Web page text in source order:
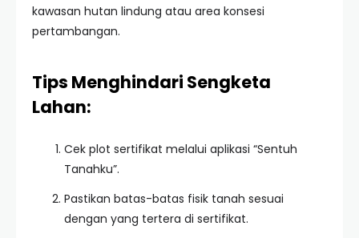
kawasan hutan lindung atau area konsesi
pertambangan.
Tips Menghindari Sengketa
Lahan:
Cek plot sertifikat melalui aplikasi “Sentuh
Tanahku”.
Pastikan batas-batas fisik tanah sesuai
dengan yang tertera di sertifikat.